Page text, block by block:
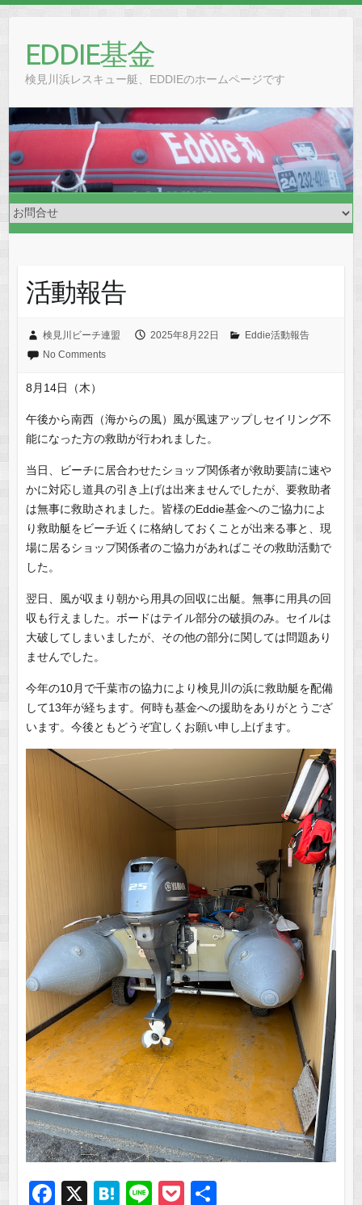
contentEDDIE基金
検見川浜レスキュー艇、EDDIEのホームページです
活動報告
検見川ビーチ連盟 2025年8月22日
Eddie活動報告
No Comments
8月14日（木）
午後から南西（海からの風）風が風速アップしセイリング不
能になった方の救助が行われました。
当日、ビーチに居合わせたショップ関係者が救助要請に速や
かに対応し道具の引き上げは出来ませんでしたが、要救助者
は無事に救助されました。皆様のEddie基金へのご協力によ
り救助艇をビーチ近くに格納しておくことが出来る事と、現
場に居るショップ関係者のご協力があればこその救助活動で
した。
翌日、風が収まり朝から用具の回収に出艇。無事に用具の回
収も行えました。ボードはテイル部分の破損のみ。セイルは
大破してしまいましたが、その他の部分に関しては問題あり
ませんでした。
今年の10月で千葉市の協力により検見川の浜に救助艇を配備
して13年が経ちます。何時も基金への援助をありがとうござ
います。今後ともどうぞ宜しくお願い申し上げます。
F
X
H
Li
P